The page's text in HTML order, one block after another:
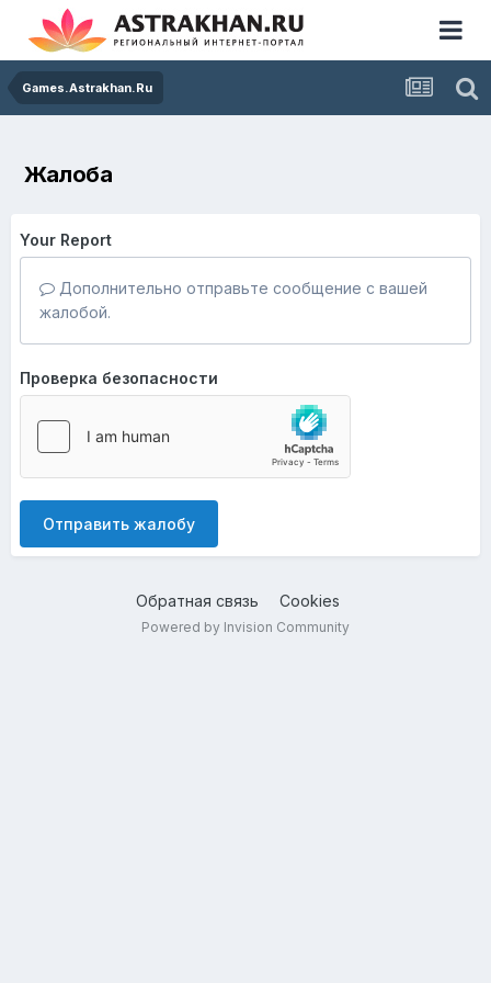
Games.Astrakhan.Ru
Жалоба
Your Report
Дополнительно отправьте сообщение с вашей
жалобой.
Проверка безопасности
Отправить жалобу
Обратная связь Cookies
Powered by Invision Community